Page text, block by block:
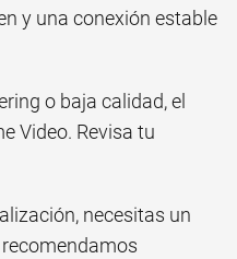
y una conexión estable
o baja calidad, el
Video. Revisa tu
necesitas un